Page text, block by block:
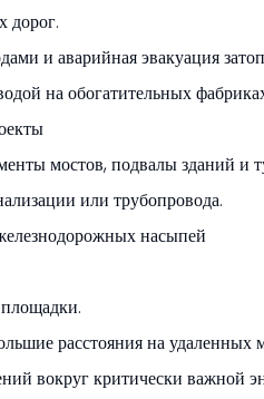
дорог.
и аварийная эвакуация
на обогатительных
мостов, подвалы зданий и
или трубопровода.
насыпей
расстояния на удаленных
вокруг критически важной